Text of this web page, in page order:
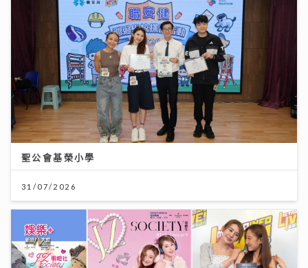
聖公會基榮小學
31/07/2026